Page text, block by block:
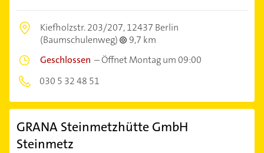
Kiefholzstr. 203/207,12437 Berlin
(Baumschulenweg)
9,7 km
Geschlossen –Öffnet Montag um 09:00
030 5 32 48 51
GRANA Steinmetzhütte GmbH
Steinmetz